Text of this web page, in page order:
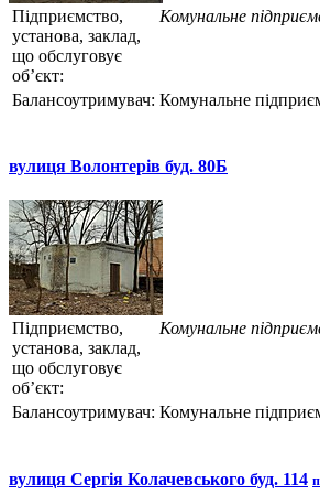
Підприємство,
установа, заклад,
що обслуговує
об’єкт:
Комунальне
Балансоутримувач: Комунальне
вулиця Волонтерів буд. 80Б
Підприємство,
установа, заклад,
що обслуговує
об’єкт:
Комунальне
Балансоутримувач: Комунальне
вулиця Сергія Колачевського буд. 114